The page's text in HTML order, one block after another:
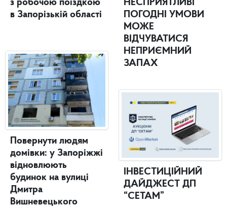
з робочою поїздкою
в Запорізькій області
Повернути людям
домівки: у Запоріжжі
відновлюють
будинок на вулиці
Дмитра
Вишневецького
НЕСПРИЯТЛИВІ
ПОГОДНІ УМОВИ
МОЖЕ
ВІДЧУВАТИСЯ
НЕПРИЄМНИЙ
ЗАПАХ
ІНВЕСТИЦІЙНИЙ
ДАЙДЖЕСТ ДП
“СЕТАМ”